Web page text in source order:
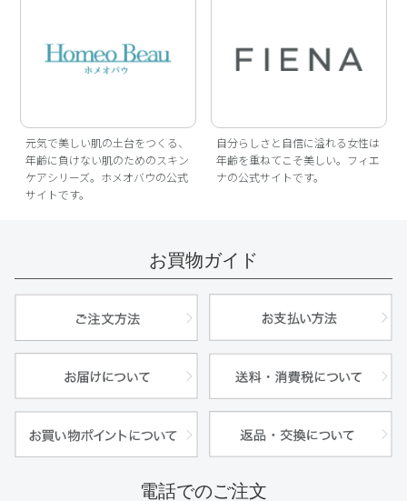
元気で美しい肌の土台をつくる、
年齢に負けない肌のためのスキン
ケアシリーズ。ホメオバウの公式
サイトです。
自分らしさと自信に溢れる女性は
年齢を重ねてこそ美しい。フィエ
ナの公式サイトです。
電話でのご注文
お買物ガイド